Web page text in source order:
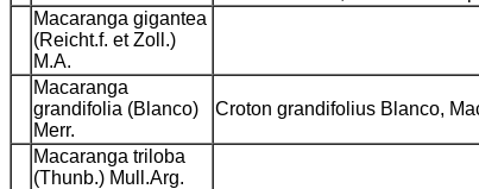
Macaranga gigantea
(Reicht.f. et Zoll.)
M.A.
Macaranga
grandifolia (Blanco)
Merr.
Croton grandifolius Blanco,
Macaranga triloba
(Thunb.) Mull.Arg.